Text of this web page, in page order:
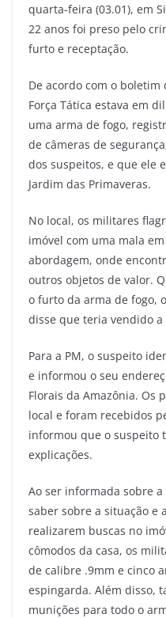
quarta-feira (03.01), em
22 anos foi preso pelo
furto e receptação.
De acordo com o
Força Tática estava em
uma arma de fogo,
de câmeras de
dos suspeitos, e que ele
Jardim das Primaveras.
No local, os militares
imóvel com uma mala
abordagem, onde
outros objetos de valor.
o furto da arma de fogo,
disse que teria vendido
Para a PM, o suspeito
e informou o seu
Florais da Amazônia. Os
local e foram recebidos
informou que o suspeito
explicações.
Ao ser informada sobre
saber sobre a situação e
realizarem buscas no
cômodos da casa, os
de calibre .9mm e cinco
espingarda. Além disso,
munições para todo o